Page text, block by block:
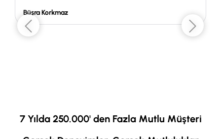
Büşra Korkmaz
7 Yılda 250.000' den Fazla Mutlu Müşteri